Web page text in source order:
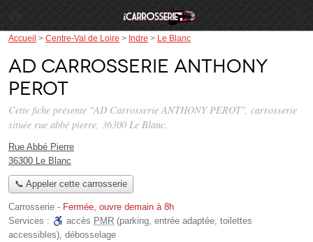
Accueil > Centre-Val de Loire > Indre > Le Blanc
AD Carrosserie ANTHONY
PEROT
Cette fiche présente "AD Carrosserie ANTHONY PEROT", carrosserie
située rue abbé pierre, 36300 Le Blanc.
Rue Abbé Pierre
36300 Le Blanc
📞 Appeler cette carrosserie
Carrosserie - Fermée, ouvre demain à 8h
Services :
accès PMR (parking, entrée adaptée, toilettes
accessibles), débosselage